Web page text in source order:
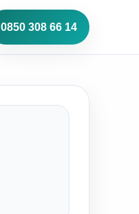
0850 308 66 14